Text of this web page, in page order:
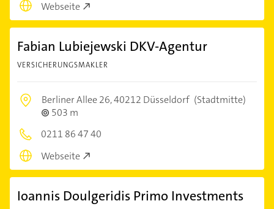
Webseite
Fabian Lubiejewski DKV-Agentur
VERSICHERUNGSMAKLER
Berliner Allee 26,40212 Düsseldorf (Stadtmitte)
503 m
0211 86 47 40
Webseite
Ioannis Doulgeridis Primo Investments